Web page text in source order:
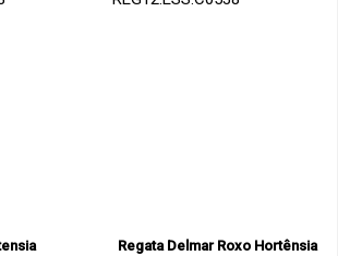
Regata Delmar Roxo Hortênsia